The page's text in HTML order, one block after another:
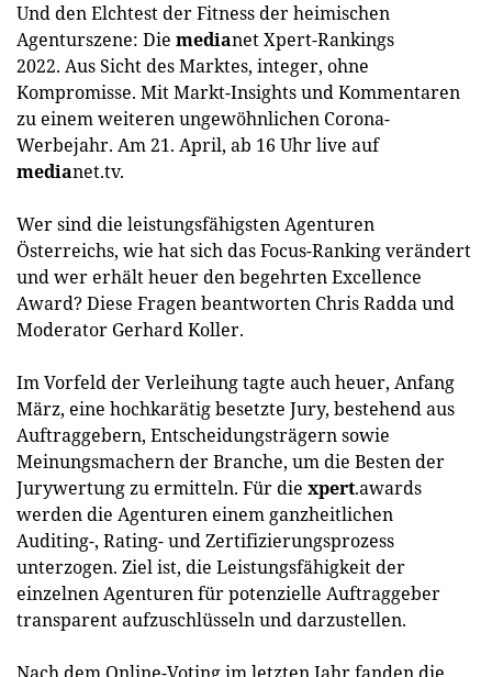
Und den Elchtest der Fitness der heimischen
Agenturszene: Die medianet Xpert-Rankings
2022. Aus Sicht des Marktes, integer, ohne
Kompromisse. Mit Markt-Insights und Kommentaren
zu einem weiteren ungewöhnlichen Corona-
Werbejahr. Am 21. April, ab 16 Uhr live auf
medianet.tv.
Wer sind die leistungsfähigsten Agenturen
Österreichs, wie hat sich das Focus-Ranking verändert
und wer erhält heuer den begehrten Excellence
Award? Diese Fragen beantworten Chris Radda und
Moderator Gerhard Koller.
Im Vorfeld der Verleihung tagte auch heuer, Anfang
März, eine hochkarätig besetzte Jury, bestehend aus
Auftraggebern, Entscheidungsträgern sowie
Meinungsmachern der Branche, um die Besten der
Jurywertung zu ermitteln. Für die xpert.awards
werden die Agenturen einem ganzheitlichen
Auditing-, Rating- und Zertifizierungsprozess
unterzogen. Ziel ist, die Leistungsfähigkeit der
einzelnen Agenturen für potenzielle Auftraggeber
transparent aufzuschlüsseln und darzustellen.